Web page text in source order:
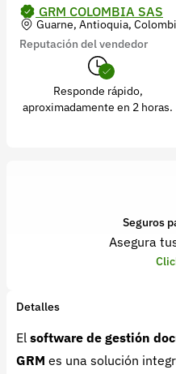
GRM COLOMBIA SAS
Guarne, Antioquia,
Reputación del vendedor
Responde rápido,
aproximadamente en 2 horas.
Seguros
Asegura
Detalles
El software de gestión
GRM es una solución